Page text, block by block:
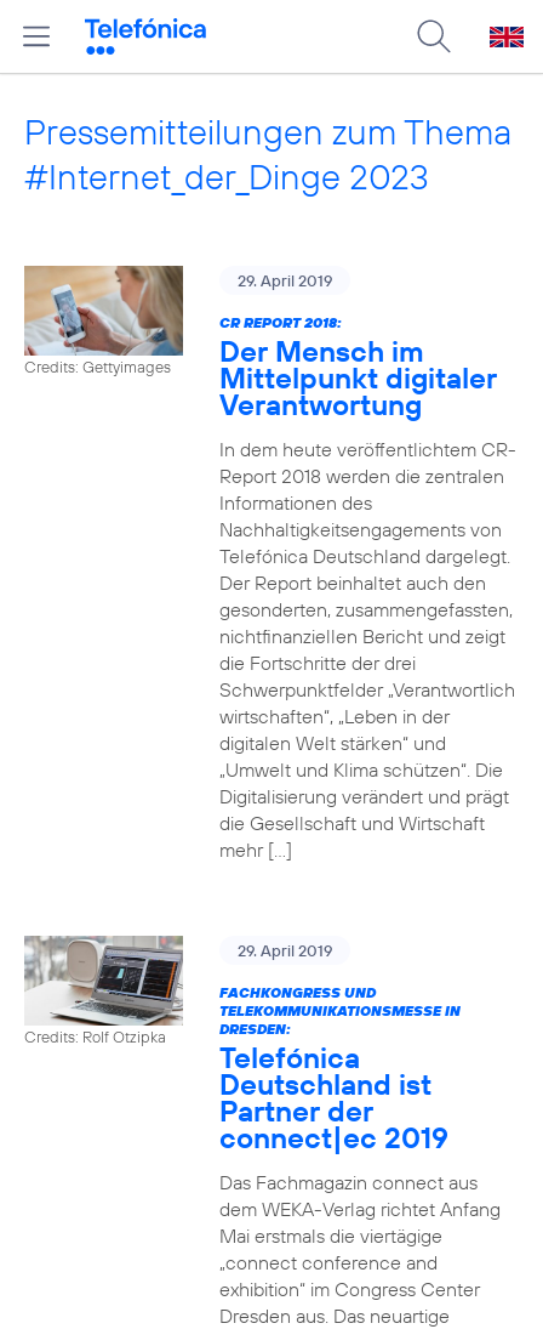
Pressemitteilungen zum Thema
#Internet_der_Dinge 2023
Credits: Gettyimages
29. April 2019
CR REPORT 2018:
Der Mensch im
Mittelpunkt digitaler
Verantwortung
In dem heute veröffentlichtem CR-
Report 2018 werden die zentralen
Informationen des
Nachhaltigkeitsengagements von
Telefónica Deutschland dargelegt.
Der Report beinhaltet auch den
gesonderten, zusammengefassten,
nichtfinanziellen Bericht und zeigt
die Fortschritte der drei
Schwerpunktfelder „Verantwortlich
wirtschaften“, „Leben in der
digitalen Welt stärken“ und
„Umwelt und Klima schützen“. Die
Digitalisierung verändert und prägt
die Gesellschaft und Wirtschaft
mehr […]
Credits: Rolf Otzipka
29. April 2019
FACHKONGRESS UND
TELEKOMMUNIKATIONSMESSE IN
DRESDEN:
Telefónica
Deutschland ist
Partner der
connect|ec 2019
Das Fachmagazin connect aus
dem WEKA-Verlag richtet Anfang
Mai erstmals die viertägige
„connect conference and
exhibition“ im Congress Center
Dresden aus. Das neuartige